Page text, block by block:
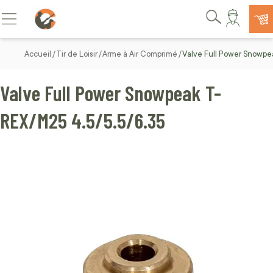
Allez au contenu
Basculer la navigation
Rechercher
Accueil Tir de Loisir Arme à Air Comprimé Valve Full Power
Valve Full Power Snowpeak T-
REX/M25 4.5/5.5/6.35